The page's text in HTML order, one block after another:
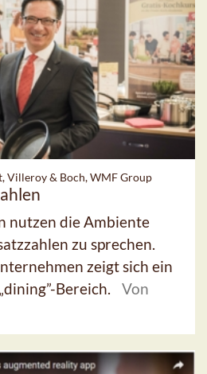
Villeroy & Boch, WMF Group
nutzen die Ambiente
zu sprechen.
zeigt sich ein
Bereich.
Von